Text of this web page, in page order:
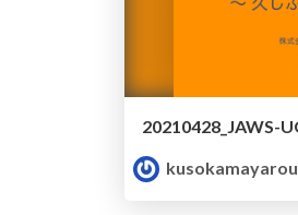
kusokamayarou